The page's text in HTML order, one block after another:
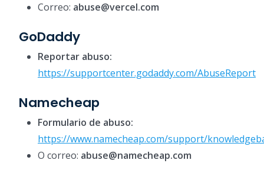
Correo: abuse@vercel.com
GoDaddy
Reportar abuso:
https://supportcenter.godaddy.com/AbuseReport
Namecheap
Formulario de abuso:
https://www.namecheap.com/support/
O correo: abuse@namecheap.com